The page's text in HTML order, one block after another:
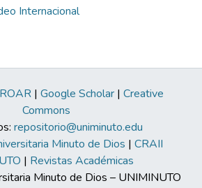
Internacional
ROAR | Google Scholar | Creative
Commons
repositorio@uniminuto.edu
Minuto de Dios | CRAII
| Revistas Académicas
Minuto de Dios – UNIMINUTO